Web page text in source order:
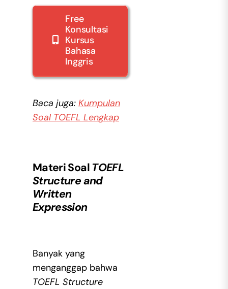
Free
Konsultasi
Kursus
Bahasa
Inggris
Baca juga: Kumpulan
Soal TOEFL Lengkap
Materi Soal TOEFL
Structure and
Written
Expression
Banyak yang
menganggap bahwa
TOEFL Structure